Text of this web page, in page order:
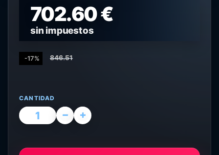
702.60 €
sin impuestos
-17% 846.51
CANTIDAD